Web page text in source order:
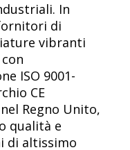
In
di
vibranti
ISO 9001-
CE
Regno Unito,
qualità e
di altissimo